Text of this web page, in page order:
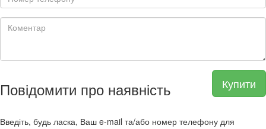
Купити
Повідомити про наявність
Введіть, будь ласка, Ваш e-mail та/або номер телефону для